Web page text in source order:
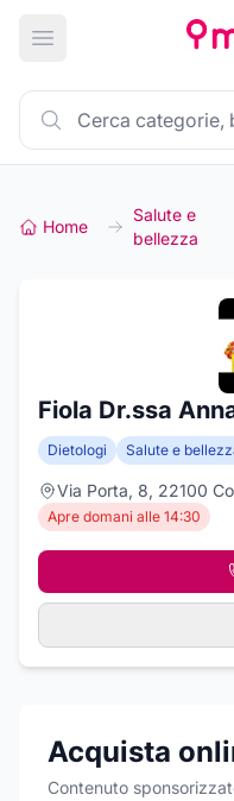
Apri menu principale
Home
Salute e
bellezza
Fiola Dr.ssa
Dietologi Salute e
Via Porta, 8, 22100
Apre domani alle 14:30
Acquista
Contenuto